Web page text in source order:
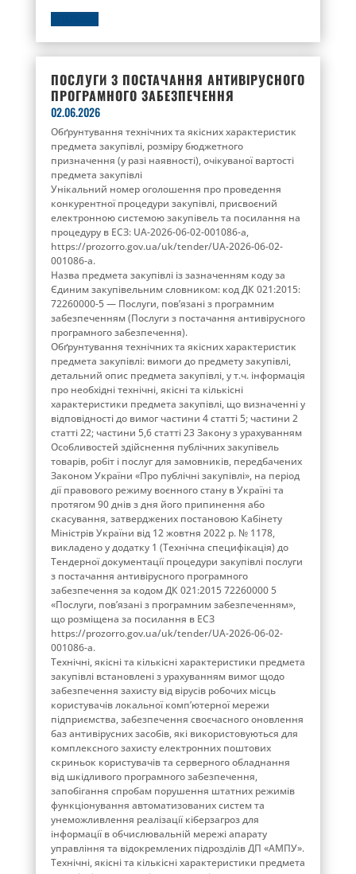
ПОСЛУГИ З ПОСТАЧАННЯ АНТИВІРУСНОГО
ПРОГРАМНОГО ЗАБЕЗПЕЧЕННЯ
02.06.2026
Обґрунтування технічних та якісних характеристик
предмета закупівлі, розміру бюджетного
призначення (у разі наявності), очікуваної вартості
предмета закупівлі
Унікальний номер оголошення про проведення
конкурентної процедури закупівлі, присвоєний
електронною системою закупівель та посилання на
процедуру в ЕСЗ: UA-2026-06-02-001086-a,
https://prozorro.gov.ua/uk/tender/UA-2026-06-02-
001086-a.
Назва предмета закупівлі із зазначенням коду за
Єдиним закупівельним словником: код ДК 021:2015:
72260000-5 — Послуги, пов’язані з програмним
забезпеченням (Послуги з постачання антивірусного
програмного забезпечення).
Обґрунтування технічних та якісних характеристик
предмета закупівлі: вимоги до предмету закупівлі,
детальний опис предмета закупівлі, у т.ч. інформація
про необхідні технічні, якісні та кількісні
характеристики предмета закупівлі, що визначенні у
відповідності до вимог частини 4 статті 5; частини 2
статті 22; частини 5,6 статті 23 Закону з урахуванням
Особливостей здійснення публічних закупівель
товарів, робіт і послуг для замовників, передбачених
Законом України «Про публічні закупівлі», на період
дії правового режиму воєнного стану в Україні та
протягом 90 днів з дня його припинення або
скасування, затверджених постановою Кабінету
Міністрів України від 12 жовтня 2022 р. № 1178,
викладено у додатку 1 (Технічна специфікація) до
Тендерної документації процедури закупівлі послуги
з постачання антивірусного програмного
забезпечення за кодом ДК 021:2015 72260000 5
«Послуги, пов’язані з програмним забезпеченням»,
що розміщена за посилання в ЕСЗ
https://prozorro.gov.ua/uk/tender/UA-2026-06-02-
001086-a.
Технічні, якісні та кількісні характеристики предмета
закупівлі встановлені з урахуванням вимог щодо
забезпечення захисту від вірусів робочих місць
користувачів локальної комп’ютерної мережи
підприємства, забезпечення своєчасного оновлення
баз антивірусних засобів, які використовуються для
комплексного захисту електронних поштових
скриньок користувачів та серверного обладнання
від шкідливого програмного забезпечення,
запобігання спробам порушення штатних режимів
функціонування автоматизованих систем та
унеможливлення реалізації кіберзагроз для
інформації в обчислювальній мережі апарату
управління та відокремлених підрозділів ДП «АМПУ».
Технічні, якісні та кількісні характеристики предмета